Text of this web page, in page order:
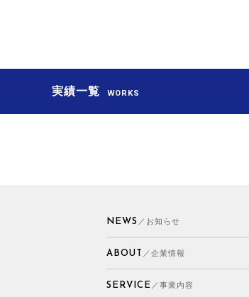
実績一覧 WORKS
NEWS ／お知らせ
ABOUT ／企業情報
SERVICE ／事業内容